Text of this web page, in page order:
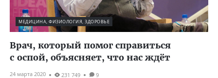
МЕДИЦИНА, ФИЗИОЛОГИЯ, ЗДОРОВЬЕ
Врач, который помог справиться
с оспой, объясняет, что нас ждёт
24 марта 2020 231 749 9